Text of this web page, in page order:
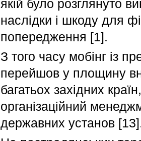
якій було розглянуто
наслідки і шкоду для
попередження [1].
З того часу мобінг із
перейшов у площину
багатьох західних
організаційний
державних установ